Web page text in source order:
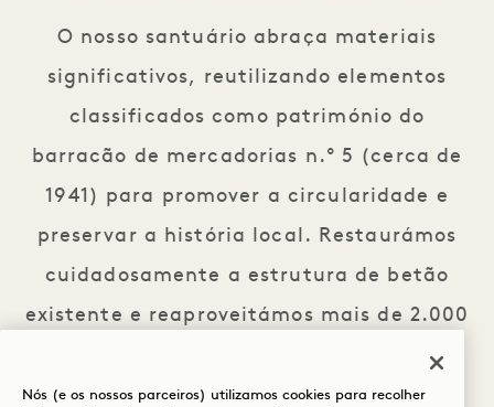
O nosso santuário abraça materiais
significativos, reutilizando elementos
classificados como património do
barracão de mercadorias n.º 5 (cerca de
1941) para promover a circularidade e
preservar a história local. Restaurámos
cuidadosamente a estrutura de betão
existente e reaproveitámos mais de 2.000
itens, incluindo 1.944 pavimentos de
pedra azul que formam um percurso
Nós (e os nossos parceiros) utilizamos cookies para recolher